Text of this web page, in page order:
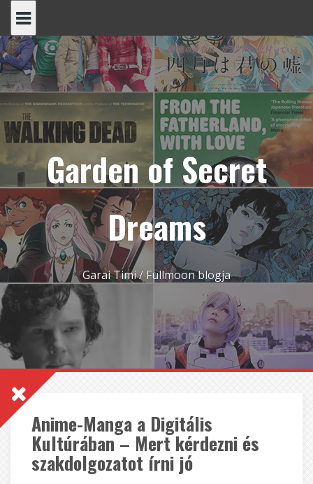
content
Garden of Secret
Dreams
Garai Timi / Fullmoon blogja
Anime-Manga a Digitális
Kultúrában – Mert kérdezni és
szakdolgozatot írni jó